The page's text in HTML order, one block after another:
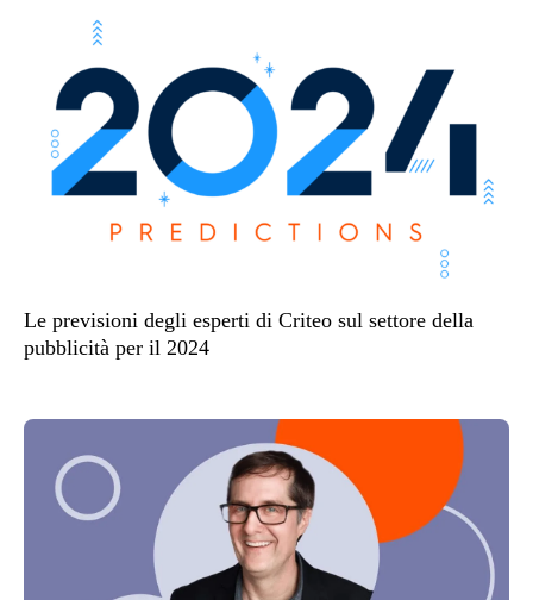
Le previsioni degli esperti di Criteo sul settore della
pubblicità per il 2024